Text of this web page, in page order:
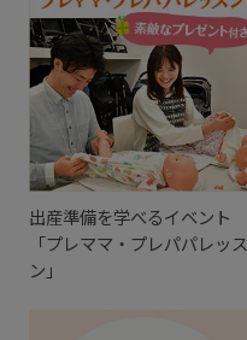
出産準備を学べるイベント
「プレママ・プレパパレッス
ン」